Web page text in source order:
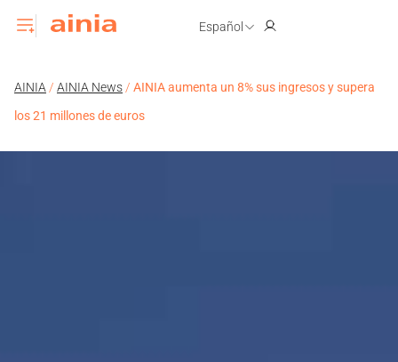
Español
AINIA / AINIA News / AINIA aumenta un 8% sus ingresos y supera
los 21 millones de euros